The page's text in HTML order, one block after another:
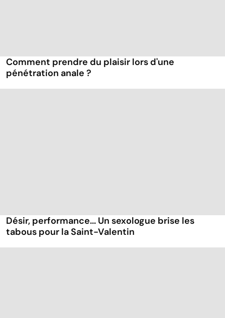
Comment prendre du plaisir lors d'une
pénétration anale ?
Désir, performance... Un sexologue brise les
tabous pour la Saint-Valentin